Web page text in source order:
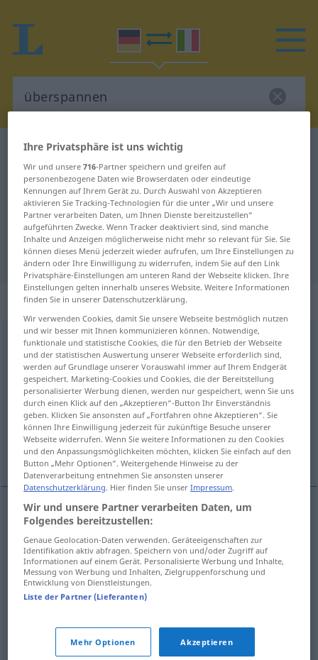
Deutsch-Italienisch Wörterbuch
Deutsch-Italienisch Übersetzung
für "überspannen"
"überspannen" Italienisch
Übersetzung
„überspannen“: transitives Verb
überspannenv/t
Übersicht aller Übersetzungen
(Für mehr Details die Übersetzung anklicken/antippen)
tendere troppo passare sopra a
coprire, rivestire
(ri)coprire,rivestire überspannen
tendere troppo überspannen zu sehr spannen
sopraa überspannenüberetwas
hinwegführen
Ihre Privatsphäre ist uns wichtig
Wir und unsere716-Partner speichern und greifen auf
personenbezogene Daten wie Browserdaten oder eindeutige
Kennungen auf Ihrem Gerät zu. Durch Auswahl von Akzeptieren
aktivieren Sie Tracking-Technologien für die unter „Wir und unsere
Partner verarbeiten Daten, um Ihnen Dienste bereitzustellen“
aufgeführten Zwecke. Wenn Tracker deaktiviert sind, sind manche
Inhalte und Anzeigen möglicherweise nicht mehr so relevant für Sie. Sie
können dieses Menü jederzeit wieder aufrufen, um Ihre Einstellungen zu
ändern oder Ihre Einwilligung zu widerrufen, indem Sie auf den Link
Privatsphäre-Einstellungen am unteren Rand der Webseite klicken. Ihre
Einstellungen gelten innerhalb unseres Website. Weitere Informationen
finden Sie in unserer Datenschutzerklärung.
Wir verwenden Cookies, damit Sie unsere Webseite bestmöglich nutzen
und wir besser mit Ihnen kommunizieren können. Notwendige,
funktionale und statistische Cookies, die für den Betrieb der Webseite
und der statistischen Auswertung unserer Webseite erforderlich sind,
werden auf Grundlage unserer Vorauswahl immer auf Ihrem Endgerät
gespeichert. Marketing-Cookies und Cookies, die der Bereitstellung
personalisierter Werbung dienen, werden nur gespeichert, wenn Sie uns
durch einen Klick auf den „Akzeptieren“-Button Ihr Einverständnis
geben. Klicken Sie ansonsten auf „Fortfahren ohne Akzeptieren“. Sie
können Ihre Einwilligung jederzeit für zukünftige Besuche unserer
Webseite widerrufen. Wenn Sie weitere Informationen zu den Cookies
und den Anpassungsmöglichkeiten möchten, klicken Sie einfach auf den
Button „Mehr Optionen“. Weitergehende Hinweise zu der
Datenverarbeitung entnehmen Sie ansonsten unserer
Datenschutzerklärung. Hier finden Sie unserImpressum.
Wir und unsere Partner verarbeiten Daten, um
Folgendes bereitzustellen:
Genaue Geolocation-Daten verwenden. Geräteeigenschaften zur
Identifikation aktiv abfragen. Speichern von und/oder Zugriff auf
Informationen auf einem Gerät. Personalisierte Werbung und Inhalte,
Messung von Werbung und Inhalten, Zielgruppenforschung und
Entwicklung von Dienstleistungen.
Liste der Partner (Lieferanten)
Mehr Optionen Akzeptieren